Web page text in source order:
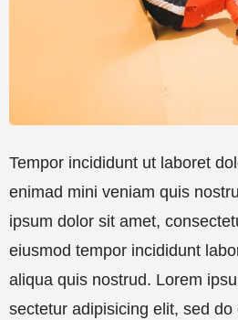
Tempor incididunt ut laboret
enimad mini veniam quis
ipsum dolor sit amet,
eiusmod tempor incididunt
aliqua quis nostrud. Lorem
sectetur adipisicing elit, sed do